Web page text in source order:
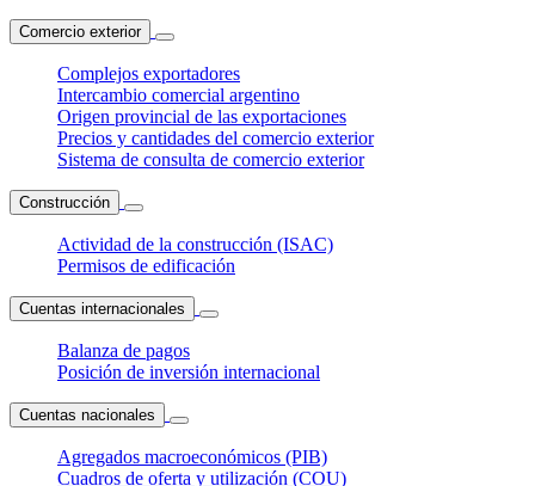
Comercio exterior
Complejos exportadores
Intercambio comercial argentino
Origen provincial de las exportaciones
Precios y cantidades del comercio exterior
Sistema de consulta de comercio exterior
Construcción
Actividad de la construcción (ISAC)
Permisos de edificación
Cuentas internacionales
Balanza de pagos
Posición de inversión internacional
Cuentas nacionales
Agregados macroeconómicos (PIB)
Cuadros de oferta y utilización (COU)